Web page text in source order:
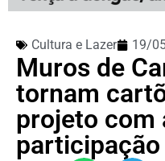
Cultura e Lazer 19/
Muros de
tornam
projeto com